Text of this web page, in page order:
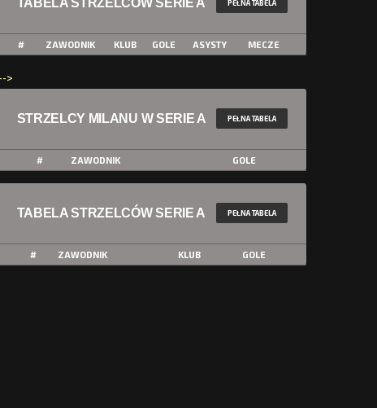
PEŁNA TABELA
# ZAWODNIK KLUB GOLE ASYSTY MECZE
-->
STRZELCY MILANU W SERIE A PEŁNA TABELA
# ZAWODNIK GOLE
TABELA STRZELCÓW SERIE A PEŁNA TABELA
# ZAWODNIK KLUB GOLE